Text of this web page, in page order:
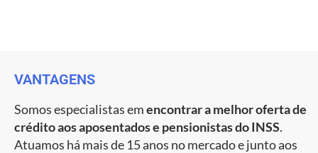
VANTAGENS
Somos especialistas emencontrar a melhor oferta de
crédito aos aposentados e pensionistas do INSS.
Atuamos há mais de 15 anos no mercado e junto aos